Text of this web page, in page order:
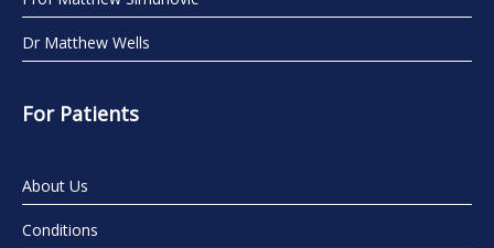
Dr Matthew Wells
For Patients
About Us
Conditions